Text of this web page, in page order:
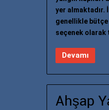
yer almaktadır.
genellikle
seçenek olarak
Devamı
Ahşap